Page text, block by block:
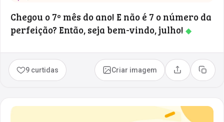
Chegou o 7º mês do ano! E não é 7 o número da
perfeição? Então, seja bem-vindo, julho! ◆
9 curtidas Criar imagem Compartilhar
Copiar